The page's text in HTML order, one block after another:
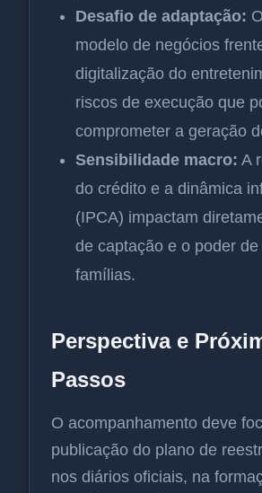
Desafio de adaptação:
modelo de negócios
digitalização do
riscos de execução que
comprometer a geração
Sensibilidade macro: A
do crédito e a dinâmica
(IPCA) impactam
de captação e o poder
famílias.
Perspectiva e
Passos
O acompanhamento deve
publicação do plano de
nos diários oficiais, na